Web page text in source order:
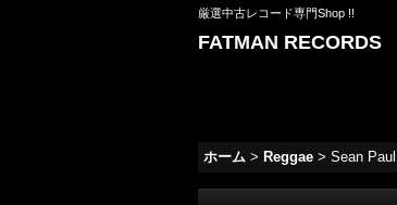
厳選中古レコード専門Shop !!
FATMAN RECORDS
ホーム > Reggae > Sean